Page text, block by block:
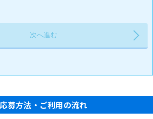
応募方法・ご利用の流れ